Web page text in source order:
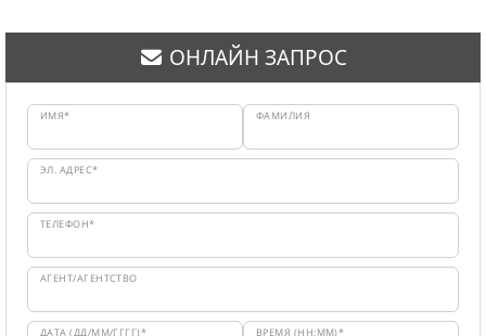
ОНЛАЙН ЗАПРОС
ИМЯ* ФАМИЛИЯ
ЭЛ. АДРЕС*
ТЕЛЕФОН*
АГЕНТ/АГЕНТСТВО
ДАТА (ДД/ММ/ГГГГ)* ВРЕМЯ (HH:MM)*